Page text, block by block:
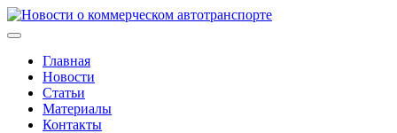
Skip
to
автомобилях и спецтехнике
Главная
Новости
Статьи
Материалы
Контакты